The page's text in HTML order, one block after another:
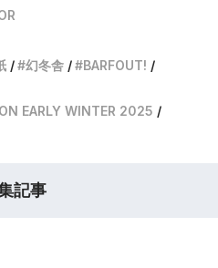
幻冬舎
BARFOUT!
EARLY WINTER 2025
記事